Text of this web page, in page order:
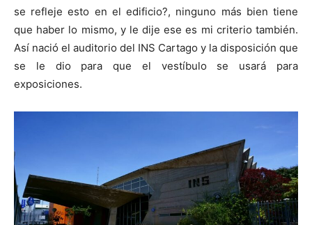
se refleje esto en el edificio?, ninguno más bien tiene
que haber lo mismo, y le dije ese es mi criterio también.
Así nació el auditorio del INS Cartago y la disposición que
se le dio para que el vestíbulo se usará para
exposiciones.